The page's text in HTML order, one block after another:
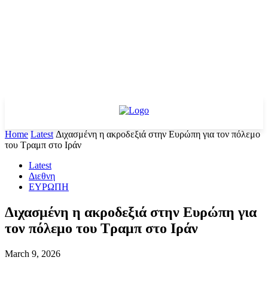
Home Latest Διχασμένη η ακροδεξιά στην Ευρώπη για τον πόλεμο
του Τραμπ στο Ιράν
Latest
Διεθνη
ΕΥΡΩΠΗ
Διχασμένη η ακροδεξιά στην Ευρώπη για
τον πόλεμο του Τραμπ στο Ιράν
March 9, 2026